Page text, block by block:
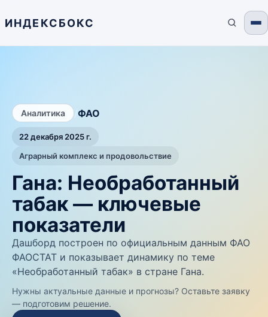
ИНДЕКСБОКС
Аналитика ФАО
22 декабря 2025 г.
Аграрный комплекс и продовольствие
Гана: Необработанный
табак — ключевые
показатели
Дашборд построен по официальным данным ФАО
ФАОСТАТ и показывает динамику по теме
«Необработанный табак» в стране Гана.
Нужны актуальные данные и прогнозы? Оставьте заявку
— подготовим решение.